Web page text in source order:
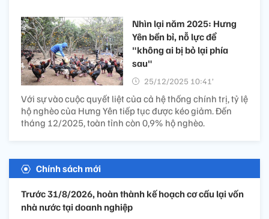
Nhìn lại năm 2025: Hưng
Yên bền bỉ, nỗ lực để
"không ai bị bỏ lại phía
sau"
25/12/2025 10:41’
Với sự vào cuộc quyết liệt của cả hệ thống chính trị, tỷ lệ
hộ nghèo của Hưng Yên tiếp tục được kéo giảm. Đến
tháng 12/2025, toàn tỉnh còn 0,9% hộ nghèo.
Chính sách mới
Trước 31/8/2026, hoàn thành kế hoạch cơ cấu lại vốn
nhà nước tại doanh nghiệp